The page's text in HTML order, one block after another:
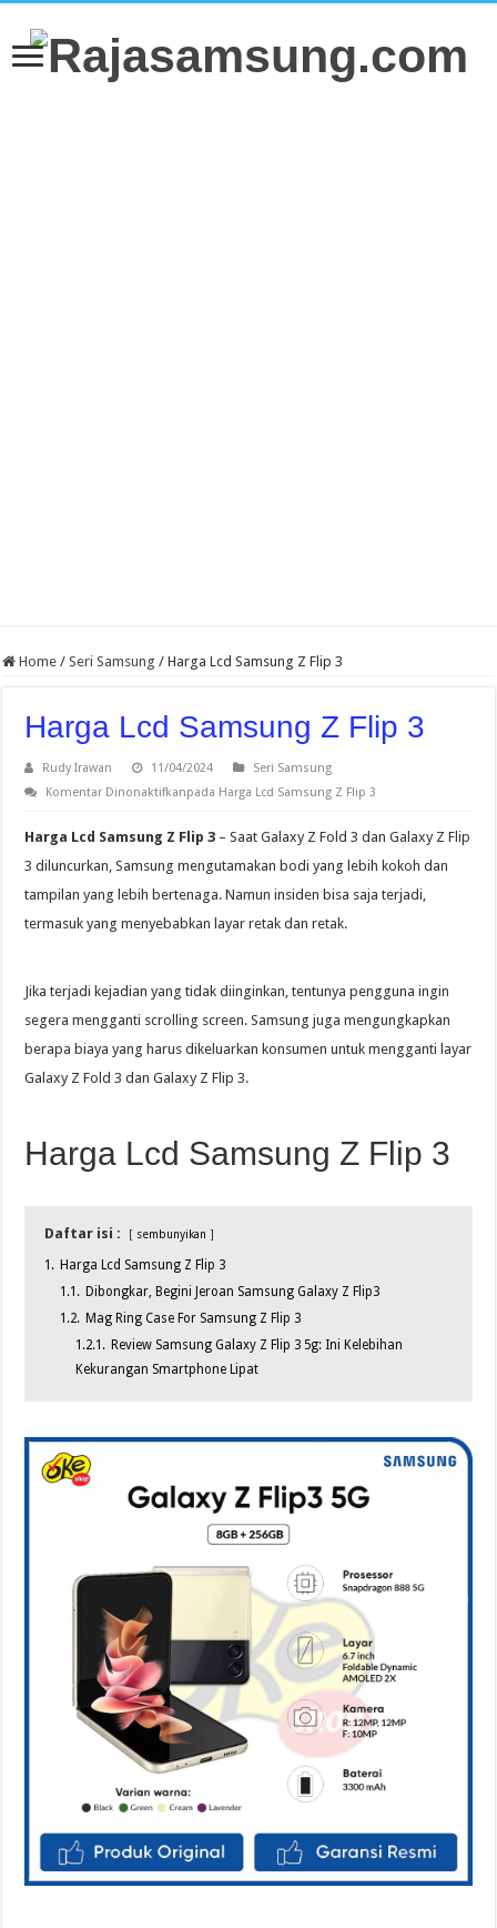
Home / Seri Samsung / Harga Lcd Samsung Z Flip 3
Harga Lcd Samsung Z Flip 3
Rudy Irawan 11/04/2024
Seri Samsung
Komentar Dinonaktifkanpada Harga Lcd Samsung Z Flip 3
Harga Lcd Samsung Z Flip 3 – Saat Galaxy Z Fold 3 dan Galaxy Z Flip
3 diluncurkan, Samsung mengutamakan bodi yang lebih kokoh dan
tampilan yang lebih bertenaga. Namun insiden bisa saja terjadi,
termasuk yang menyebabkan layar retak dan retak.
Jika terjadi kejadian yang tidak diinginkan, tentunya pengguna ingin
segera mengganti scrolling screen. Samsung juga mengungkapkan
berapa biaya yang harus dikeluarkan konsumen untuk mengganti layar
Galaxy Z Fold 3 dan Galaxy Z Flip 3.
Harga Lcd Samsung Z Flip 3
Daftar isi : sembunyikan
1. Harga Lcd Samsung Z Flip 3
1.1. Dibongkar, Begini Jeroan Samsung Galaxy Z Flip3
1.2. Mag Ring Case For Samsung Z Flip 3
1.2.1. Review Samsung Galaxy Z Flip 3 5g: Ini Kelebihan
Kekurangan Smartphone Lipat